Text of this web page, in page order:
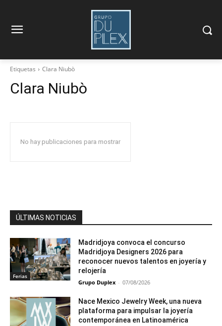
Etiquetas Clara Niubò
Clara Niubò
No hay publicaciones para mostrar
ÚLTIMAS NOTICIAS
Ferias
Madridjoya convoca el concurso
Madridjoya Designers 2026 para
reconocer nuevos talentos en joyería y
relojería
Grupo Duplex - 07/08/2026
Nace Mexico Jewelry Week, una nueva
plataforma para impulsar la joyería
contemporánea en Latinoamérica